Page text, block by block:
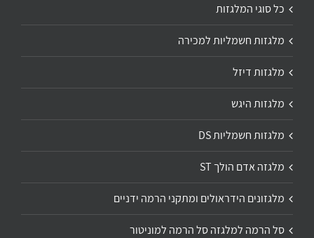
כל סוגי המלגזות
מלגזות חשמליות למכירה
מלגזות דיזל
מלגזות היגש
מלגזות חשמליות DS
מלגזה אדם הולך ST
מלגזונים הידראולים ומתקני הרמה ידניים
סל הרמה למלגזה סל הרמה למוניטור